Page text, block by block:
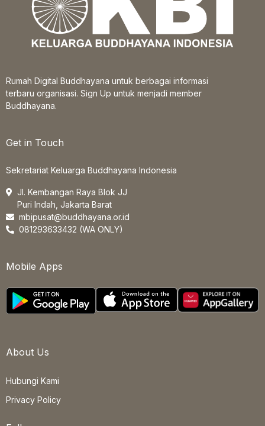
Rumah Digital Buddhayana untuk berbagai informasi
terbaru organisasi. Sign Up untuk menjadi member
Buddhayana.
Get in Touch
Sekretariat Keluarga Buddhayana Indonesia
Jl. Kembangan Raya Blok JJ
Puri Indah, Jakarta Barat
mbipusat@buddhayana.or.id
081293633432 (WA ONLY)
Mobile Apps
About Us
Hubungi Kami
Privacy Policy